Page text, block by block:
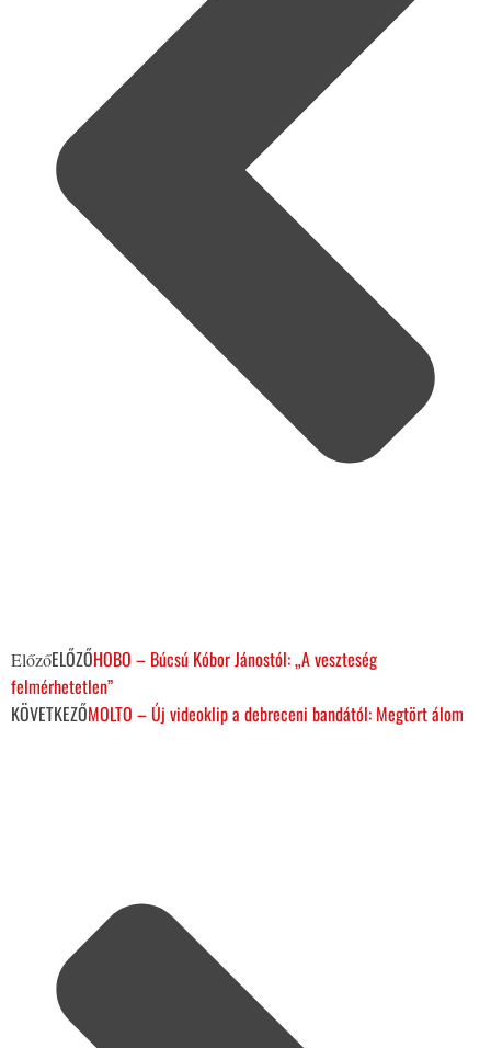
ElőzőELŐZŐHOBO – Búcsú Kóbor Jánostól: „A veszteség
felmérhetetlen”
KÖVETKEZŐMOLTO – Új videoklip a debreceni bandától: Megtört álom